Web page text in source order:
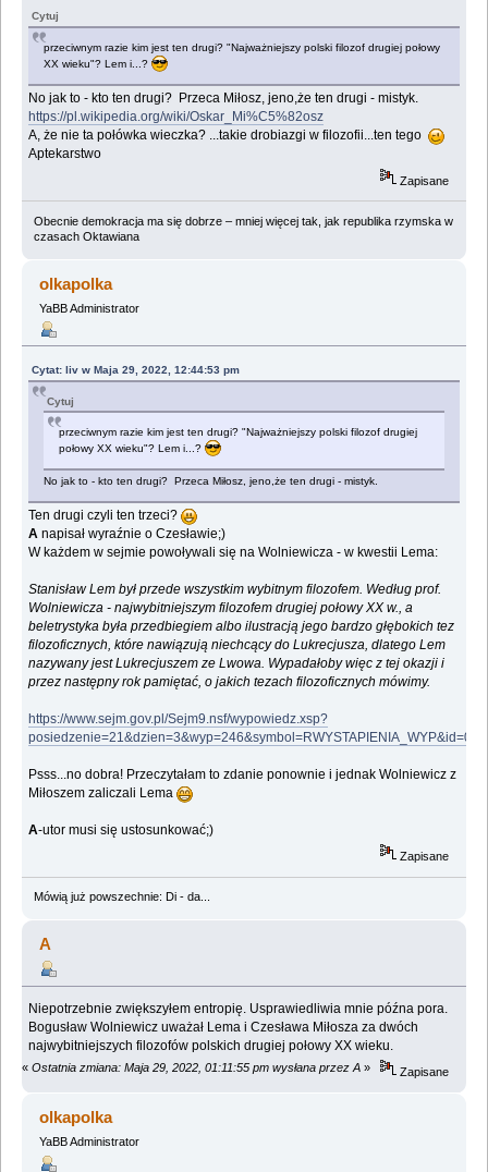
Cytuj
przeciwnym razie kim jest ten drugi? "Najważniejszy polski filozof drugiej połowy
XX wieku"? Lem i...?
No jak to - kto ten drugi? Przeca Miłosz, jeno,że ten drugi - mistyk.
https://pl.wikipedia.org/wiki/Oskar_Mi%C5%82osz
A, że nie ta połówka wieczka? ...takie drobiazgi w filozofii...ten tego
Aptekarstwo
Zapisane
Obecnie demokracja ma się dobrze – mniej więcej tak, jak republika rzymska w
czasach Oktawiana
olkapolka
YaBB Administrator
Cytat: liv w Maja 29, 2022, 12:44:53 pm
Cytuj
przeciwnym razie kim jest ten drugi? "Najważniejszy polski filozof drugiej
połowy XX wieku"? Lem i...?
No jak to - kto ten drugi? Przeca Miłosz, jeno,że ten drugi - mistyk.
Ten drugi czyli ten trzeci?
Anapisał wyraźnie o Czesławie;)
W każdem w sejmie powoływali się na Wolniewicza - w kwestii Lema:
Stanisław Lem był przede wszystkim wybitnym filozofem. Według prof.
Wolniewicza - najwybitniejszym filozofem drugiej połowy XX w., a
beletrystyka była przedbiegiem albo ilustracją jego bardzo głębokich tez
filozoficznych, które nawiązują niechcący do Lukrecjusza, dlatego Lem
nazywany jest Lukrecjuszem ze Lwowa. Wypadałoby więc z tej okazji i
przez następny rok pamiętać, o jakich tezach filozoficznych mówimy.
https://www.sejm.gov.pl/Sejm9.nsf/wypowiedz.xsp?
posiedzenie=21&dzien=3&wyp=246&symbol=RWYSTAPIENIA_WYP&id=021
Psss...no dobra! Przeczytałam to zdanie ponownie i jednak Wolniewicz z
Miłoszem zaliczali Lema
A-utor musi się ustosunkować;)
Zapisane
Mówią już powszechnie: Di - da...
A
Niepotrzebnie zwiększyłem entropię. Usprawiedliwia mnie późna pora.
Bogusław Wolniewicz uważał Lema i Czesława Miłosza za dwóch
najwybitniejszych filozofów polskich drugiej połowy XX wieku.
« Ostatnia zmiana: Maja 29, 2022, 01:11:55 pm wysłana przez A » Zapisane
olkapolka
YaBB Administrator